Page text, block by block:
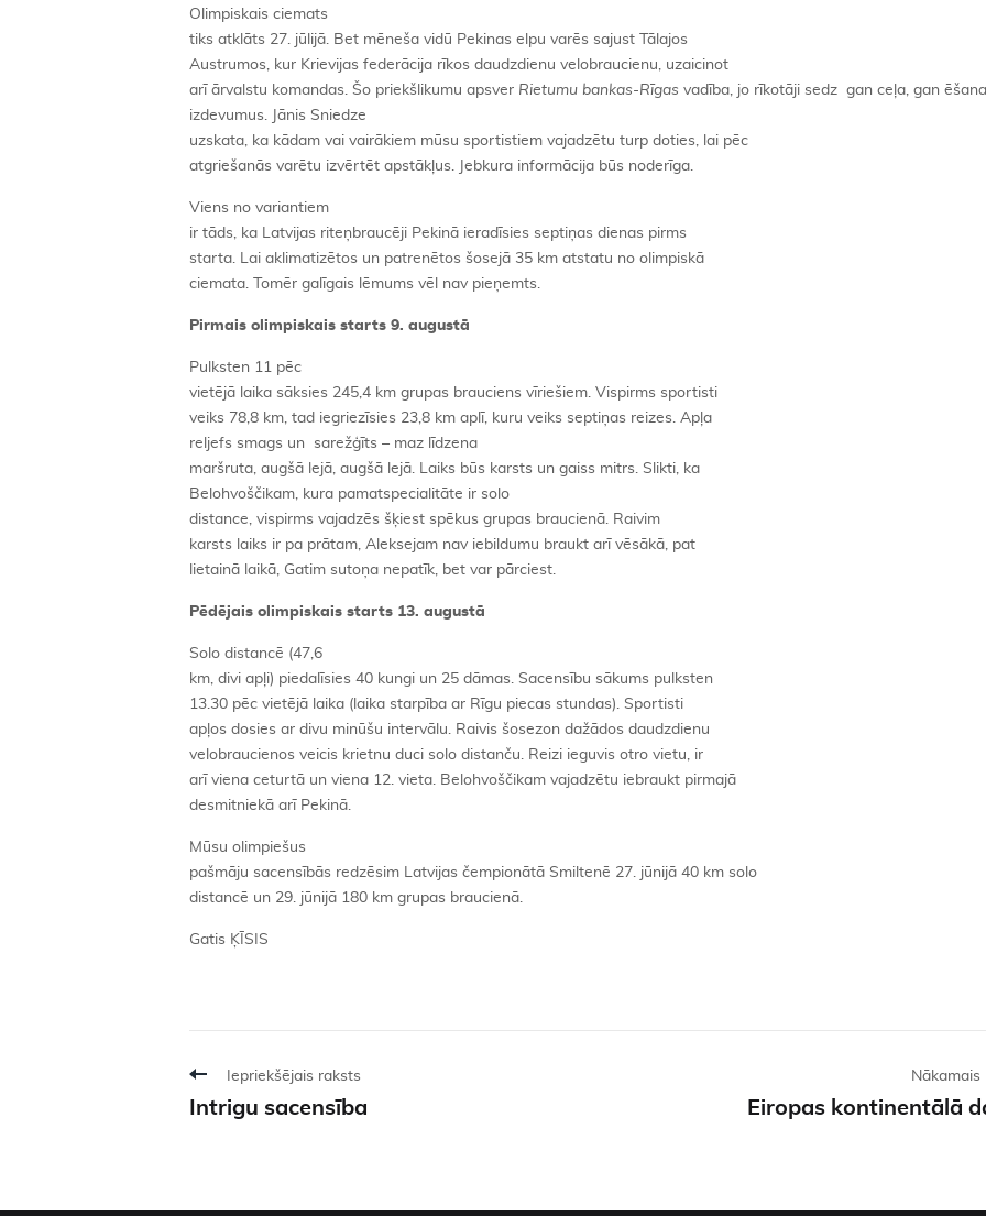
Olimpiskais ciemats
tiks atklāts 27. jūlijā. Bet mēneša vidū Pekinas elpu varēs sajust Tālajos
Austrumos, kur Krievijas federācija rīkos daudzdienu velobraucienu, uzaicinot
arī ārvalstu komandas. Šo priekšlikumu apsver Rietumu bankas-Rīgas vadība, jo rīkotāji sedz gan ceļa, gan
izdevumus. Jānis Sniedze
uzskata, ka kādam vai vairākiem mūsu sportistiem vajadzētu turp doties, lai pēc
atgriešanās varētu izvērtēt apstākļus. Jebkura informācija būs noderīga.
Viens no variantiem
ir tāds, ka Latvijas riteņbraucēji Pekinā ieradīsies septiņas dienas pirms
starta. Lai aklimatizētos un patrenētos šosejā 35 km atstatu no olimpiskā
ciemata. Tomēr galīgais lēmums vēl nav pieņemts.
Pirmais olimpiskais starts 9. augustā
Pulksten 11 pēc
vietējā laika sāksies 245,4 km grupas brauciens vīriešiem. Vispirms sportisti
veiks 78,8 km, tad iegriezīsies 23,8 km aplī, kuru veiks septiņas reizes. Apļa
reljefs smags un sarežģīts – maz līdzena
maršruta, augšā lejā, augšā lejā. Laiks būs karsts un gaiss mitrs. Slikti, ka
Belohvoščikam, kura pamatspecialitāte ir solo
distance, vispirms vajadzēs šķiest spēkus grupas braucienā. Raivim
karsts laiks ir pa prātam, Aleksejam nav iebildumu braukt arī vēsākā, pat
lietainā laikā, Gatim sutoņa nepatīk, bet var pārciest.
Pēdējais olimpiskais starts 13. augustā
Solo distancē (47,6
km, divi apļi) piedalīsies 40 kungi un 25 dāmas. Sacensību sākums pulksten
13.30 pēc vietējā laika (laika starpība ar Rīgu piecas stundas). Sportisti
apļos dosies ar divu minūšu intervālu. Raivis šosezon dažādos daudzdienu
velobraucienos veicis krietnu duci solo distanču. Reizi ieguvis otro vietu, ir
arī viena ceturtā un viena 12. vieta. Belohvoščikam vajadzētu iebraukt pirmajā
desmitniekā arī Pekinā.
Mūsu olimpiešus
pašmāju sacensībās redzēsim Latvijas čempionātā Smiltenē 27. jūnijā 40 km solo
distancē un 29. jūnijā 180 km grupas braucienā.
Gatis ĶĪSIS
Iepriekšējais raksts
Intrigu sacensība
Nākamais
Eiropas kontinentālā